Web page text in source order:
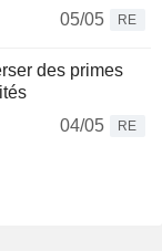
05/05 RE
des primes
04/05
RE